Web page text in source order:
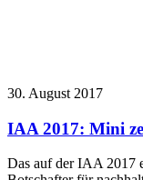
30. August 2017
IAA 2017: Mini
Das auf der IAA 2017